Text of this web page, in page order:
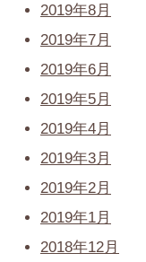
2019年8月
2019年7月
2019年6月
2019年5月
2019年4月
2019年3月
2019年2月
2019年1月
2018年12月